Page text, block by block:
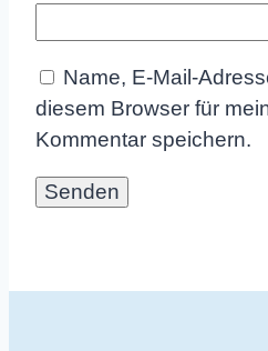
Name, E-Mail-
diesem Browser für
Kommentar speichern.